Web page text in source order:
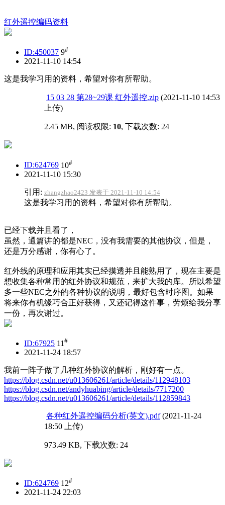
红外遥控编码资料
ID:450037 9#
2021-11-10 14:54
这是我学习用的资料，希望对你有所帮助。
15 03 28 第28~29课 红外遥控.zip (2021-11-10 14:53
上传)
2.45 MB, 阅读权限: 10, 下载次数: 24
ID:624769 10#
2021-11-10 15:30
引用: zhangzhao2423 发表于 2021-11-10 14:54
这是我学习用的资料，希望对你有所帮助。
已经下载并且看了，
虽然，通篇讲的都是NEC，没有我需要的其他协议，但是，
还是万分感谢，你有心了。
红外线的原理和应用其实已经摸透并且能熟用了，现在主要是
想收集各种常用的红外协议和规范，来扩大我的库。所以希望
多一些NEC之外的各种协议的说明，最好包含时序图。如果
将来你有机缘巧合正好获得，又还记得这件事，劳烦给我分享
一份，再次谢过。
ID:67925 11 #
2021-11-24 18:57
我前一阵子做了几种红外协议的解析，刚好有一点。
https://blog.csdn.net/u013606261/article/details/112948103
https://blog.csdn.net/andyhuabing/article/details/7717200
https://blog.csdn.net/u013606261/article/details/112859843
各种红外遥控编码分析(英文).pdf (2021-11-24
18:50 上传)
973.49 KB, 下载次数: 24
ID:624769 12#
2021-11-24 22:03